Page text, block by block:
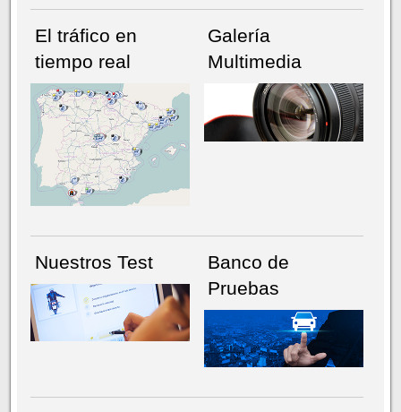
NÚMERO ACTUALHEMEROTECA
El tráfico en
tiempo real
Galería
Multimedia
Nuestros Test
Banco de
Pruebas